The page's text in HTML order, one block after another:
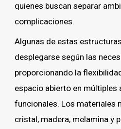
quienes buscan separar
complicaciones.
Algunas de estas
desplegarse según las
proporcionando la
espacio abierto en múltiples
funcionales. Los materiales
cristal, madera, melamina y